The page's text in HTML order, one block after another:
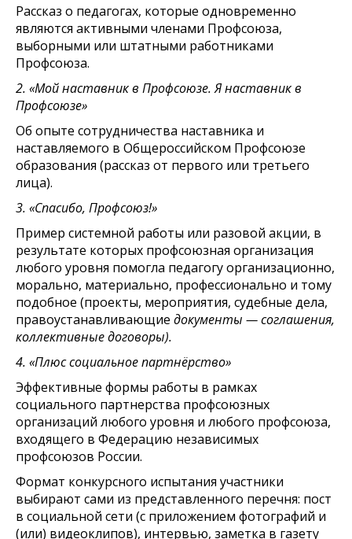
Рассказ о педагогах, которые одновременно
являются активными членами Профсоюза,
выборными или штатными работниками
Профсоюза.
2. «Мой наставник в Профсоюзе. Я наставник в
Профсоюзе»
Об опыте сотрудничества наставника и
наставляемого в Общероссийском Профсоюзе
образования (рассказ от первого или третьего
лица).
3. «Спасибо, Профсоюз!»
Пример системной работы или разовой акции, в
результате которых профсоюзная организация
любого уровня помогла педагогу организационно,
морально, материально, профессионально и тому
подобное (проекты, мероприятия, судебные дела,
правоустанавливающие документы — соглашения,
коллективные договоры).
4. «Плюс социальное партнёрство»
Эффективные формы работы в рамках
социального партнерства профсоюзных
организаций любого уровня и любого профсоюза,
входящего в Федерацию независимых
профсоюзов России.
Формат конкурсного испытания участники
выбирают сами из представленного перечня: пост
в социальной сети (с приложением фотографий и
(или) видеоклипов), интервью, заметка в газету